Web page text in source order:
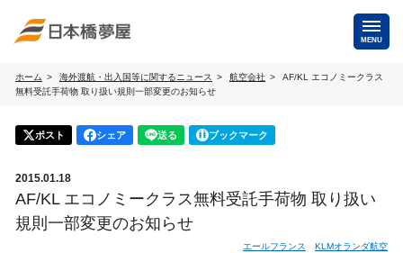
MENU
海外手配
海外航空券
商用・就労ビザ
ホテル・専用車・
通訳・ガイド
保険・Wi-Fiレンタル
ホーム 海外渡航・出入国等に関するニュース 航空会社
AF/KL エコノミークラス
無料受託手荷物 取り扱い規則一部変更のお知らせ
ポスト シェア 送る ブックマーク
2015.01.18
AF/KL エコノミークラス無料受託手荷物 取り扱い
規則一部変更のお知らせ
エールフランス KLMオランダ航空